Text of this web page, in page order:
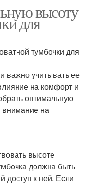
высоту
для
тумбочки для
важно учитывать ее
на комфорт и
оптимальную
внимание на
высоте
должна быть
доступ к ней. Если